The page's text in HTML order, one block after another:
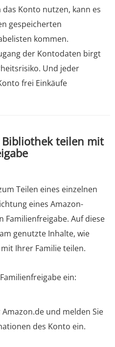
Konto nutzen, kann es
gespeicherten
kommen.
der Kontodaten birgt
Und jeder
frei Einkäufe
teilen mit
Teilen eines einzelnen
eines Amazon-
Familienfreigabe. Auf diese
genutzte Inhalte, wie
Ihrer Familie teilen.
ein:
Amazon.de und melden Sie
des Konto ein.